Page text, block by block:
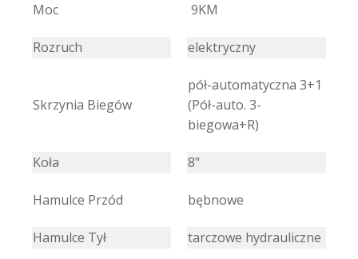
Moc 9KM
Rozruch elektryczny
Skrzynia Biegów
pół-automatyczna 3+1
(Pół-auto. 3-
biegowa+R)
Koła 8"
Hamulce Przód bębnowe
Hamulce Tył tarczowe hydrauliczne